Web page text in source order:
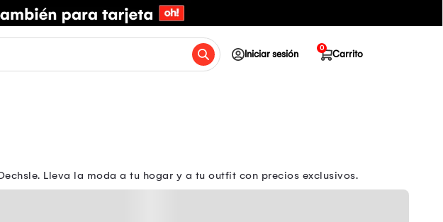
Iniciar sesión Carrito
0
Lleva la moda a tu hogar y a tu outfit con precios exclusivos.